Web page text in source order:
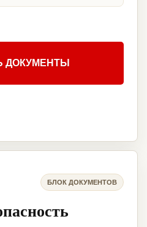
ДОКУМЕНТЫ
БЛОК ДОКУМЕНТОВ